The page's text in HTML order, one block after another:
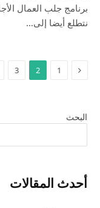
برنامج جلب العمال
نتطلع أيضا إلى…
السابق
1
2
3
البحث
أحدث المقالات